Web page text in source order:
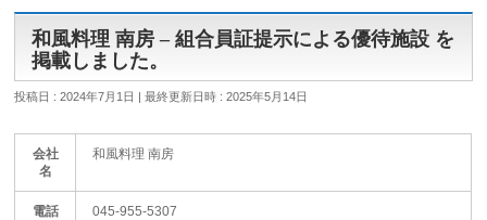
和風料理 南房 – 組合員証提示による優待施設 を
掲載しました。
投稿日 : 2024年7月1日 最終更新日時 : 2025年5月14日
会社
名
和風料理 南房
電話 045-955-5307